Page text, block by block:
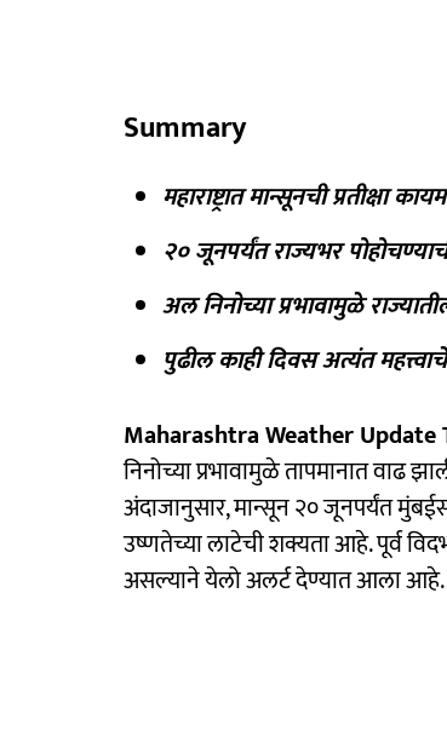
Summary
महाराष्ट्रात मान्सूनची प्रतीक्षा कायम
२० जूनपर्यंत राज्यभर
अल निनोच्या प्रभावामुळे
पुढील काही दिवस अत्यंत महत्त्वाचे
Maharashtra Weather Update
निनोच्या प्रभावामुळे तापमानात वाढ
अंदाजानुसार, मान्सून २० जूनपर्यंत
उष्णतेच्या लाटेची शक्यता आहे. पूर्व
असल्याने येलो अलर्ट देण्यात आला आहे.